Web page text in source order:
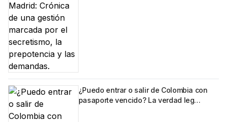
¿Puedo entrar o salir de Colombia con
pasaporte vencido? La verdad leg…